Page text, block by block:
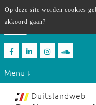
Menu ↓
Duitslandweb
Op deze site worden cookies
akkoord gaan?